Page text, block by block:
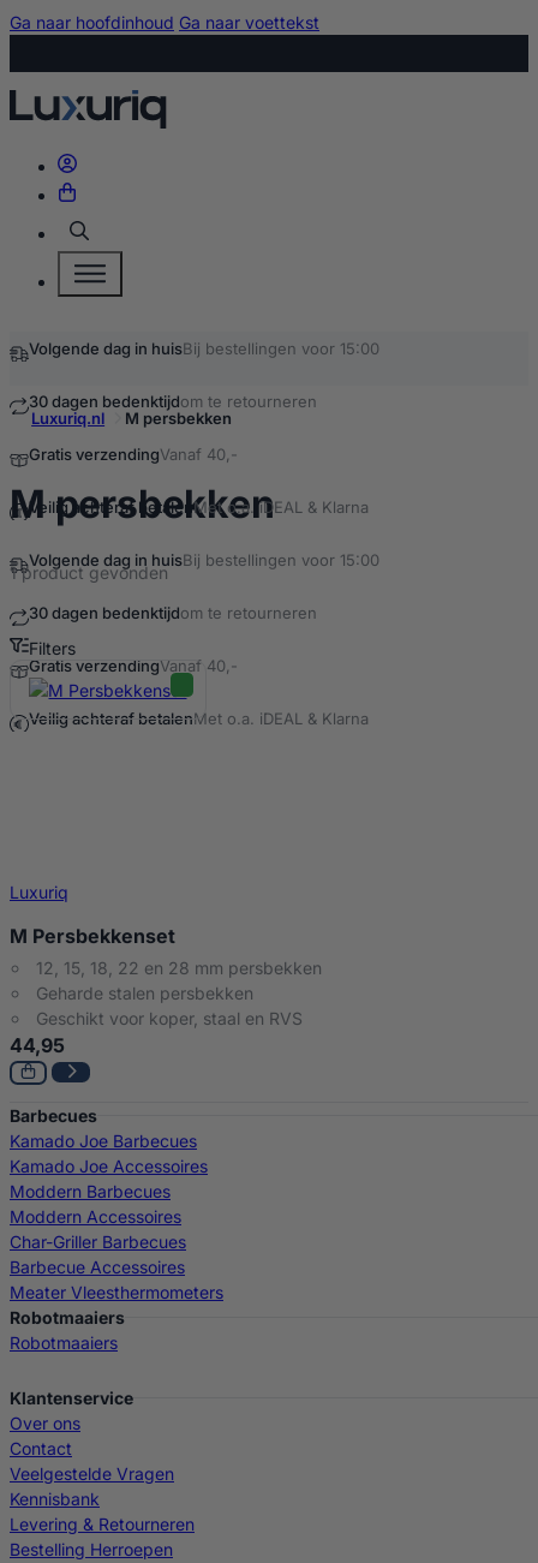
Ga naar hoofdinhoud Ga naar voettekst
Zoeken
Volgende dag in huisBij bestellingen voor 15:00
30 dagen bedenktijdom te retourneren
Gratis verzendingVanaf 40,-
Veilig achteraf betalenMet o.a. iDEAL & Klarna
Volgende dag in huisBij bestellingen voor 15:00
30 dagen bedenktijdom te retourneren
Gratis verzendingVanaf 40,-
Veilig achteraf betalenMet o.a. iDEAL & Klarna
Luxuriq.nl M persbekken
M persbekkenkopen
1 product gevonden
Filters
M persbekken Producten
Luxuriq
M Persbekkenset
12, 15, 18, 22 en 28 mm persbekken
Geharde stalen persbekken
Geschikt voor koper, staal en RVS
44,95
Barbecues
Kamado Joe Barbecues
Kamado Joe Accessoires
Moddern Barbecues
Moddern Accessoires
Char-Griller Barbecues
Barbecue Accessoires
Meater Vleesthermometers
Robotmaaiers
Robotmaaiers
Klantenservice
Over ons
Contact
Veelgestelde Vragen
Kennisbank
Levering & Retourneren
Bestelling Herroepen